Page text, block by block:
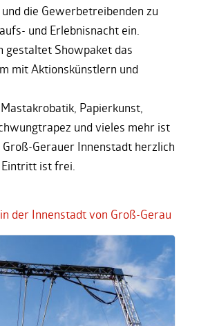
die Gewerbetreibenden zu
und Erlebnisnacht ein.
gestaltet Showpaket das
mit Aktionskünstlern und
Papierkunst,
und vieles mehr ist
Gerauer Innenstadt herzlich
ist frei.
der Innenstadt von Groß-Gerau